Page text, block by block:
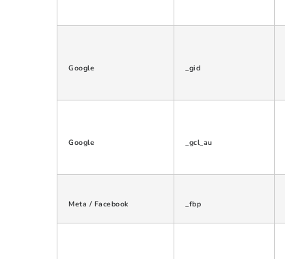
Google _gid
Google _gcl_au
Meta / Facebook _fbp